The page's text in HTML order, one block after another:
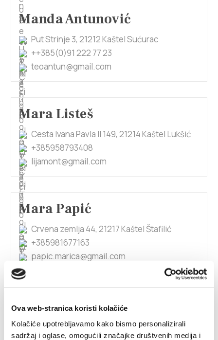
Ova web-stranica koristi kolačiće
Kolačiće upotrebljavamo kako bismo personalizirali
sadržaj i oglase, omogućili značajke društvenih medija i
Manda Antunović
Put Strinje 3, 21212 Kaštel Sućurac
++385(0)91 222 77 23
teoantun@gmail.com
Mara Listeš
Cesta Ivana Pavla II 149, 21214 Kaštel Lukšić
+385958793408
lijamont@gmail.com
Mara Papić
Crvena zemlja 44, 21217 Kaštel Štafilić
+385981677163
papic.marica@gmail.com
1/2
Mara Renić